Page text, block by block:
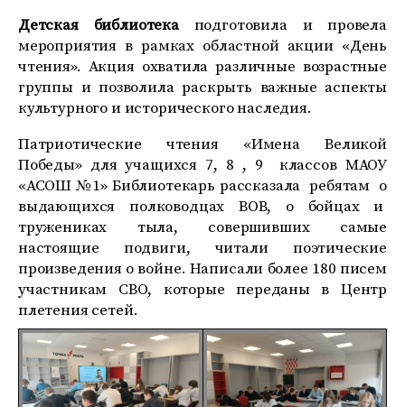
Детская библиотекаподготовила и провела
мероприятия в рамках областной акции «День
чтения». Акция охватила различные возрастные
группы и позволила раскрыть важные аспекты
культурного и исторического наследия.
Патриотические чтения «Имена Великой
Победы» для учащихся 7, 8 , 9 классов МАОУ
«АСОШ №1» Библиотекарь рассказала ребятам о
выдающихся полководцах ВОВ, о бойцах и
тружениках тыла, совершивших самые
настоящие подвиги, читали поэтические
произведения о войне. Написали более 180 писем
участникам СВО, которые переданы в Центр
плетения сетей.